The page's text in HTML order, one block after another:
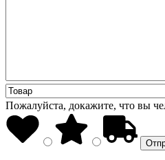
Пожалуйста, докажите, что вы